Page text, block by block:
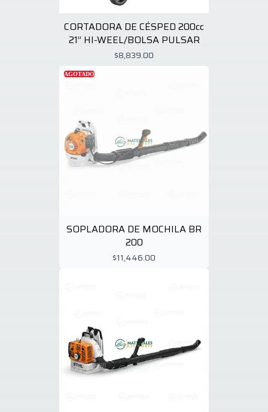
CORTADORA DE CÉSPED 200cc
21” HI-WEEL/BOLSA PULSAR
$8,839.00
AGOTADO
SOPLADORA DE MOCHILA BR
200
$11,446.00